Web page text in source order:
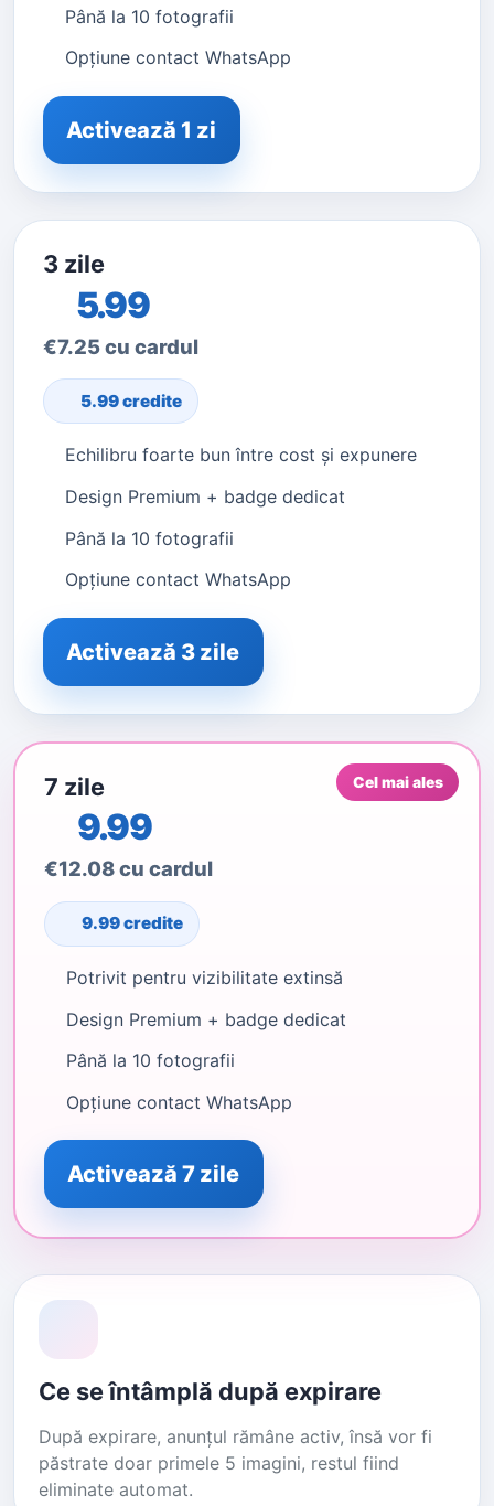
Până la 10 fotografii
Opțiune contact WhatsApp
Activează 1 zi
3 zile
5.99
€7.25 cu cardul
5.99 credite
Echilibru foarte bun între cost și expunere
Design Premium + badge dedicat
Până la 10 fotografii
Opțiune contact WhatsApp
Activează 3 zile
Cel mai ales
7 zile
9.99
€12.08 cu cardul
9.99 credite
Potrivit pentru vizibilitate extinsă
Design Premium + badge dedicat
Până la 10 fotografii
Opțiune contact WhatsApp
Activează 7 zile
Ce se întâmplă după expirare
După expirare, anunțul rămâne activ, însă vor fi
păstrate doar primele 5 imagini, restul fiind
eliminate automat.